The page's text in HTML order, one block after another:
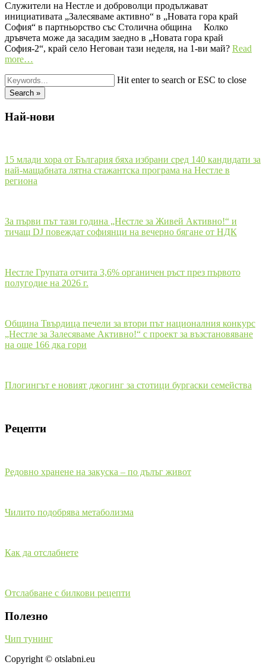
Служители на Нестле и доброволци продължават
инициативата „Залесяваме активно“ в „Новата гора край
София“ в партньорство със Столична община Колко
дръвчета може да засадим заедно в „Новата гора край
София-2“, край село Негован тази неделя, на 1-ви май? Read
more…
Hit enter to search or ESC to close
Search »
Най-нови
15 млади хора от България бяха избрани сред 140 кандидати за
най-мащабната лятна стажантска програма на Нестле в
региона
За първи път тази година „Нестле за Живей Активно!“ и
тичащ DJ повеждат софиянци на вечерно бягане от НДК
Нестле Групата отчита 3,6% органичен ръст през първото
полугодие на 2026 г.
Община Твърдица печели за втори път националния конкурс
„Нестле за Залесяваме Активно!“ с проект за възстановяване
на още 166 дка гори
Плогингът е новият джогинг за стотици бургаски семейства
Рецепти
Редовно хранене на закуска – по дълъг живот
Чилито подобрява метаболизма
Как да отслабнете
Отслабване с билкови рецепти
Полезно
Чип тунинг
Copyright © otslabni.eu